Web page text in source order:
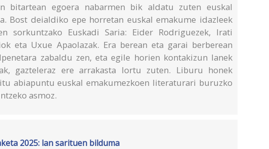
bitartean egoera nabarmen bik aldatu zuten euskal
Bost deialdiko epe horretan euskal emakume idazleek
sorkuntzako Euskadi Saria: Eider Rodriguezek, Irati
eta Uxue Apaolazak. Era berean eta garai berberean
zabaldu zen, eta egile horien kontakizun lanek
gazteleraz ere arrakasta lortu zuten. Liburu honek
abiapuntu euskal emakumezkoen literaturari buruzko
asmoz.
2025: lan sarituen bilduma